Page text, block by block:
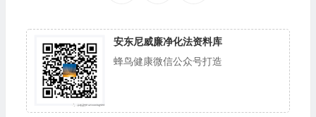
安东尼威廉净化法资料库
蜂鸟健康微信公众号打造